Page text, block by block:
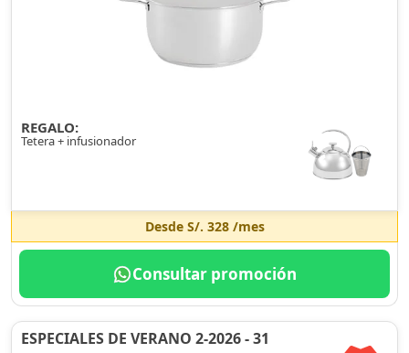
REGALO:
Tetera + infusionador
Desde S/. 328/mes
Consultar promoción
ESPECIALES DE VERANO 2-2026 - 31